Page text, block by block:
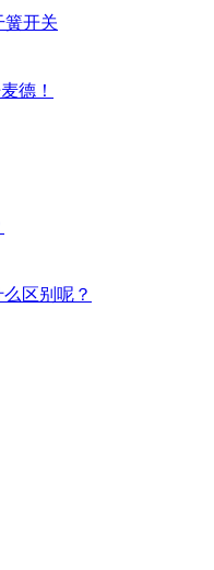
簧开关
德！
区别呢？